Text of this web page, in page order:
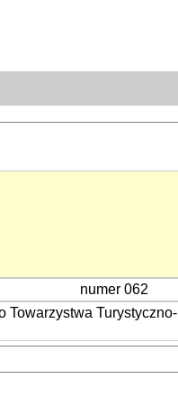
numer 062
Towarzystwa Turystyczno-